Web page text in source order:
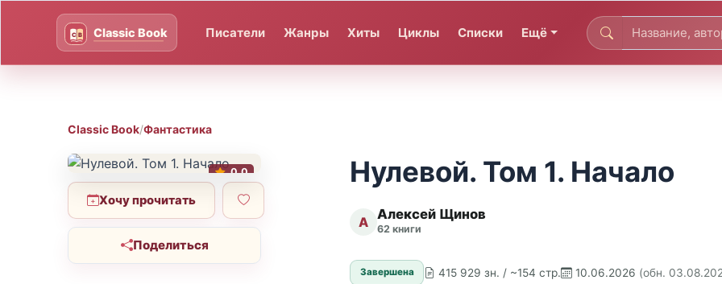
Писатели Жанры Хиты Циклы Списки Ещё
Classic Book/Фантастика
0.0
Хочу прочитать
Поделиться
Нулевой. Том 1. Начало
А Алексей Щинов
62 книги
Завершена 415 929 зн. / ~154 стр. 10.06.2026 (обн.